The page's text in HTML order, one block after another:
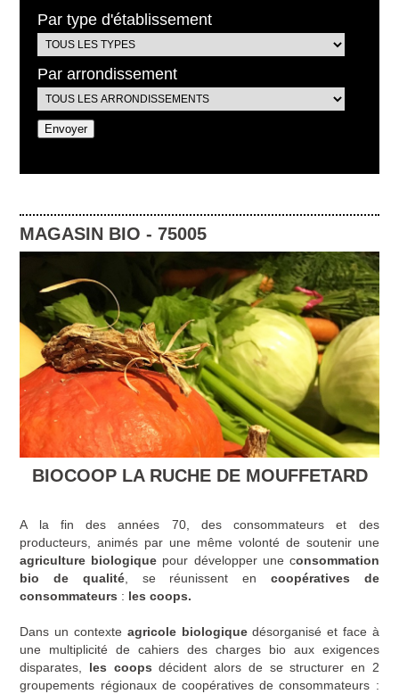
Par type d'établissement
Par arrondissement
MAGASIN BIO -75005
BIOCOOP LA RUCHE DE MOUFFETARD
A la fin des années 70, des consommateurs et des
producteurs, animés par une même volonté de soutenir une
agriculture biologique pour développer une consommation
bio de qualité, se réunissent en coopératives de
consommateurs : les coops.
Dans un contexteagricole biologiquedésorganisé et face à
une multiplicité de cahiers des charges bio aux exigences
disparates,
les coops décident alors de se structurer en 2
groupements régionaux de coopératives de consommateurs :